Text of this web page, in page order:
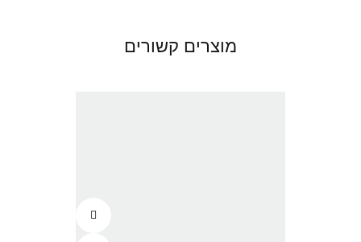
מוצרים קשורים